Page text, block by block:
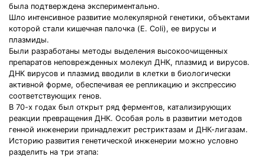
была подтверждена экспериментально.
Шло интенсивное развитие молекулярной генетики, объектами
которой стали кишечная палочка (E. Coli), ее вирусы и
плазмиды.
Были разработаны методы выделения высокоочищенных
препаратов неповрежденных молекул ДНК, плазмид и вирусов.
ДНК вирусов и плазмид вводили в клетки в биологически
активной форме, обеспечивая ее репликацию и экспрессию
соответствующих генов.
В 70-х годах был открыт ряд ферментов, катализирующих
реакции превращения ДНК. Особая роль в развитии методов
генной инженерии принадлежит рестриктазам и ДНК-лигазам.
Историю развития генетической инженерии можно условно
разделить на три этапа: